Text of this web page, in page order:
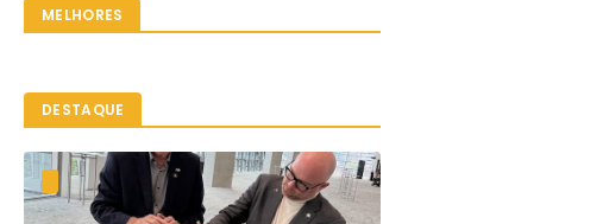
MELHORES
DESTAQUE